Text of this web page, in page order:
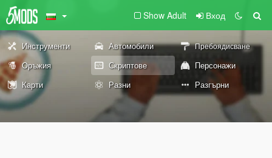
Show Adult Вход
Инструменти Автомобили Пребоядисване
Оръжия Скриптове
Персонажи
Карти
Разни Разгърни